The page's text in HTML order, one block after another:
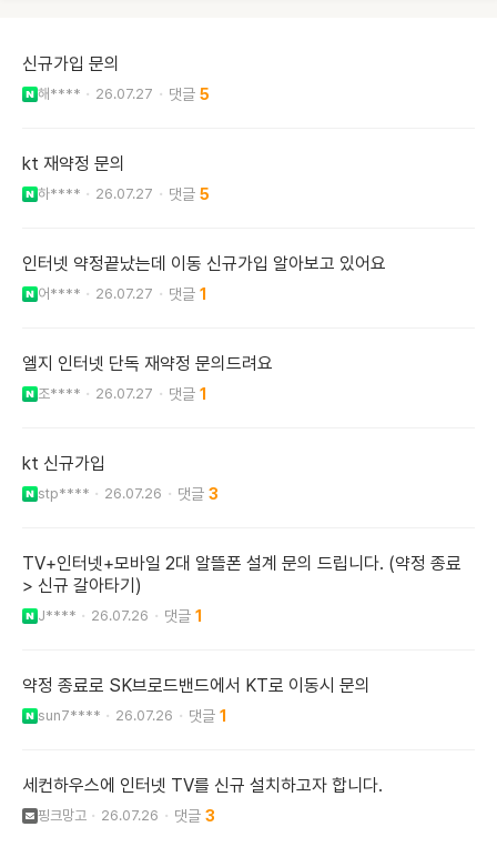
신규가입 문의
해**** 26.07.27 5
kt 재약정 문의
하**** 26.07.27 5
인터넷 약정끝났는데 이동 신규가입 알아보고 있어요
어**** 26.07.27 1
엘지 인터넷 단독 재약정 문의드려요
조**** 26.07.27 1
kt 신규가입
stp**** 26.07.26 3
TV+인터넷+모바일 2대 알뜰폰 설계 문의 드립니다. (약정 종료
> 신규 갈아타기)
J**** 26.07.26 1
약정 종료로 SK브로드밴드에서 KT로 이동시 문의
sun7**** 26.07.26 1
세컨하우스에 인터넷 TV를 신규 설치하고자 합니다.
핑크망고 26.07.26 3